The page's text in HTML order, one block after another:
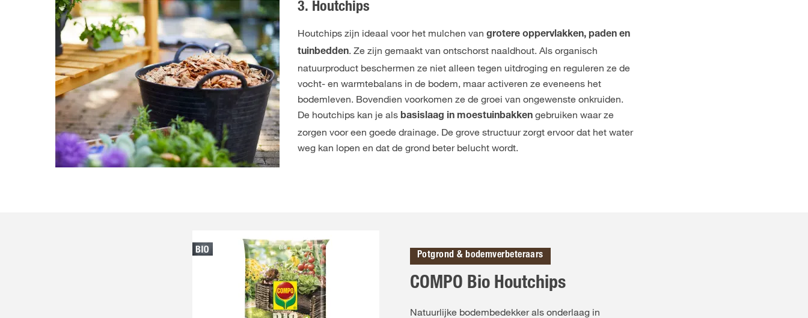
3. Houtchips
Houtchips zijn ideaal voor het mulchen van grotere oppervlakken, paden en
tuinbedden. Ze zijn gemaakt van ontschorst naaldhout. Als organisch
natuurproduct beschermen ze niet alleen tegen uitdroging en reguleren ze de
vocht- en warmtebalans in de bodem, maar activeren ze eveneens het
bodemleven. Bovendien voorkomen ze de groei van ongewenste onkruiden.
De houtchips kan je als basislaag in moestuinbakken gebruiken waar ze
zorgen voor een goede drainage. De grove structuur zorgt ervoor dat het water
weg kan lopen en dat de grond beter belucht wordt.
Potgrond & bodemverbeteraars
COMPO Bio Houtchips
Natuurlijke bodembedekker als onderlaag in